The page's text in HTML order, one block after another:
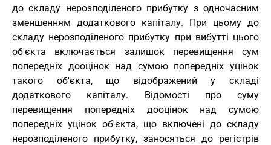
до складу нерозподіленого прибутку з одночасним
зменшенням додаткового капіталу. При цьому до
складу нерозподіленого прибутку при вибутті цього
об'єкта включається залишок перевищення сум
попередніх дооцінок над сумою попередніх уцінок
такого об'єкта, що відображений у складі
додаткового капіталу. Відомості про суму
перевищення попередніх дооцінок над сумою
попередніх уцінок об'єкта, що включені до складу
нерозподіленого прибутку, заносяться до регістрів